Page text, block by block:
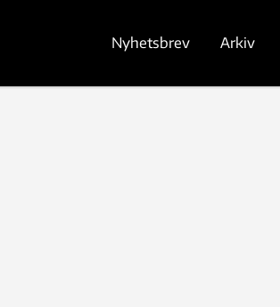
Nyhetsbrev Arkiv